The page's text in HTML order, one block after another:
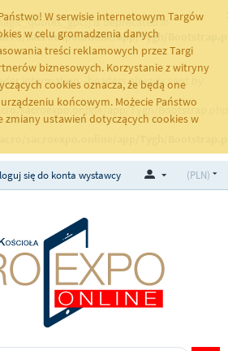
is deprecated in
sacroexpo.online/app/Tygh/
information - headers already sent by
sacroexpo.online/app/Tygh/
sacroexpo.online/app/Tygh/
W serwisie internetowym Targów
w celu gromadzenia danych
treści reklamowych przez Targi
biznesowych. Korzystanie z witryny
cookies oznacza, że będą one
końcowym. Możecie Państwo
zmiany ustawień dotyczących cookies w
(PLN)
się do konta wystawcy